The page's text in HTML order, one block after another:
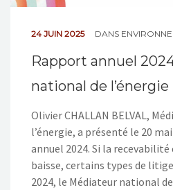
24 JUIN 2025 DANS
Rapport annuel
national de l’énergie
Olivier CHALLAN BELVAL,
l’énergie, a présenté le 20
annuel 2024. Si la recevabilité
baisse, certains types de
2024, le Médiateur national